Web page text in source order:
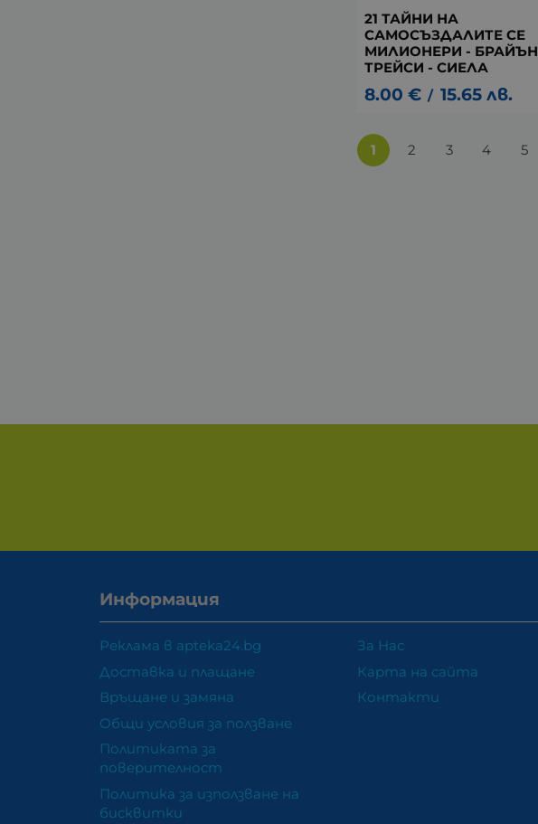
21 ТАЙНИ НА
САМОСЪЗДАЛИТЕ СЕ
МИЛИОНЕРИ - БРАЙЪН
ТРЕЙСИ - СИЕЛА
8.00 € / 15.65 лв.
1 2 3 4 5
Информация
Реклама в apteka24.bg
Доставка и плащане
Връщане и замяна
Общи условия за ползване
Политиката за
поверителност
Политика за използване на
бисквитки
За Нас
Карта на сайта
Контакти